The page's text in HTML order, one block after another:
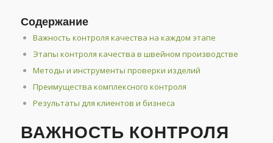
Содержание
Важность контроля качества на каждом этапе
Этапы контроля качества в швейном производстве
Методы и инструменты проверки изделий
Преимущества комплексного контроля
Результаты для клиентов и бизнеса
ВАЖНОСТЬ КОНТРОЛЯ